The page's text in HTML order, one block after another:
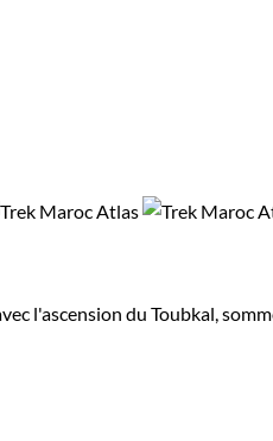
l'ascension du Toubkal,